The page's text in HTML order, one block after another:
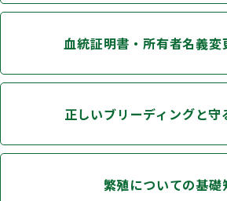
血統証明書・所有者名義変
正しいブリーディングと守
繁殖についての基礎